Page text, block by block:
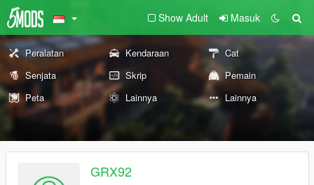
Show Adult Masuk
Peralatan Kendaraan
Cat
Senjata
Skrip
Pemain
Peta
Lainnya Lainnya
GRX92